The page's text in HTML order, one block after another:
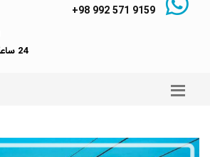
+98 992 571 9159